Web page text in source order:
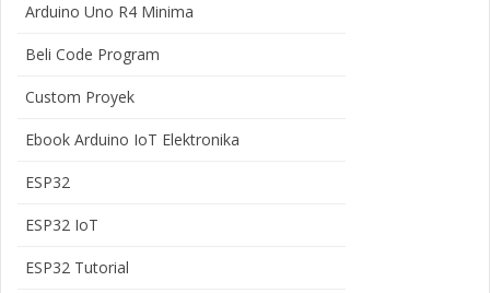
Arduino Uno R4 Minima
Beli Code Program
Custom Proyek
Ebook Arduino IoT Elektronika
ESP32
ESP32 IoT
ESP32 Tutorial